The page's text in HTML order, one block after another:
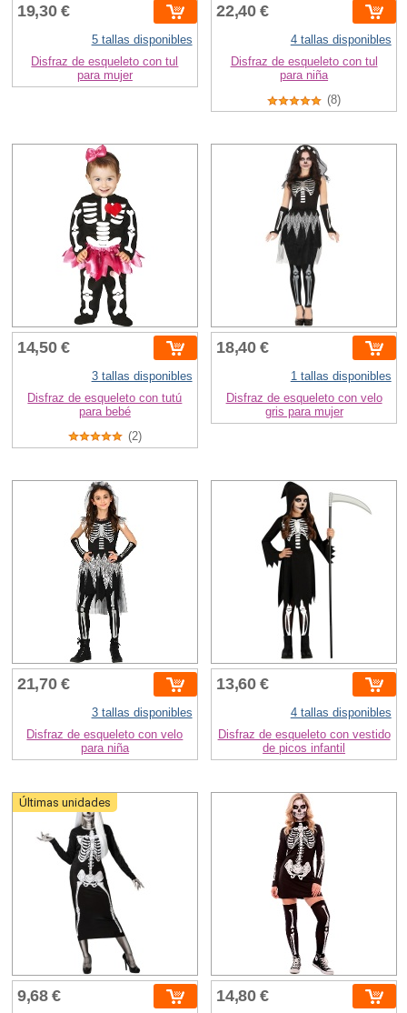
19,30 €
5 tallas disponibles
Disfraz de esqueleto con tul
para mujer
22,40 €
4 tallas disponibles
Disfraz de esqueleto con tul
para niña
(8)
14,50 €
3 tallas disponibles
Disfraz de esqueleto con tutú
para bebé
(2)
18,40 €
1 tallas disponibles
Disfraz de esqueleto con velo
gris para mujer
21,70 €
3 tallas disponibles
Disfraz de esqueleto con velo
para niña
13,60 €
4 tallas disponibles
Disfraz de esqueleto con vestido
de picos infantil
Últimas unidades
9,68 € 14,80 €